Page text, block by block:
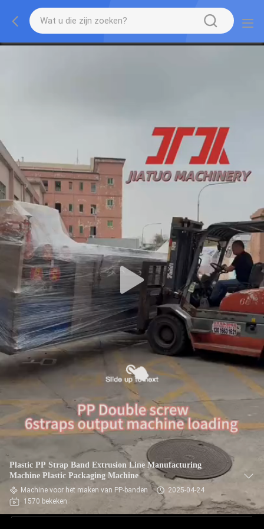
Plastic PP Strap Band Extrusion Line Manufacturing
Machine Plastic Packaging Machine
Machine voor het maken van PP-banden
2025-04-24
1570 bekeken